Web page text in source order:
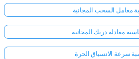
معامل السحب المجانية
معادلة دريك المجانية
سرعة الانسياق الحرة